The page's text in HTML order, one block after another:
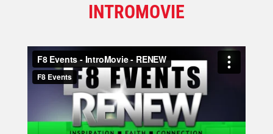
INTROMOVIE